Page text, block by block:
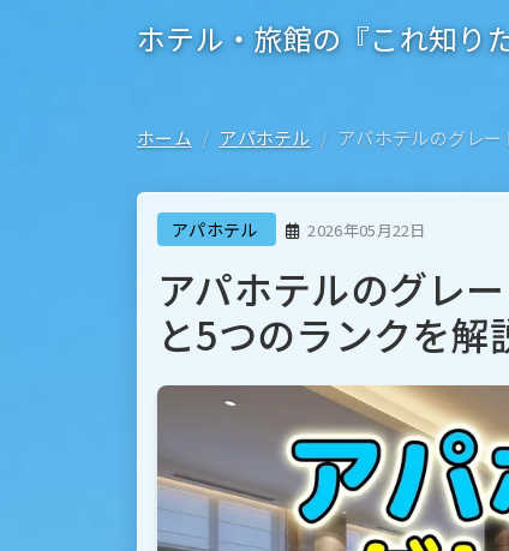
ホテル・旅館の『これ知り
ホーム アパホテル アパホテルのグレ
アパホテル 2026年05月22日
アパホテルのグレ
と5つのランクを解